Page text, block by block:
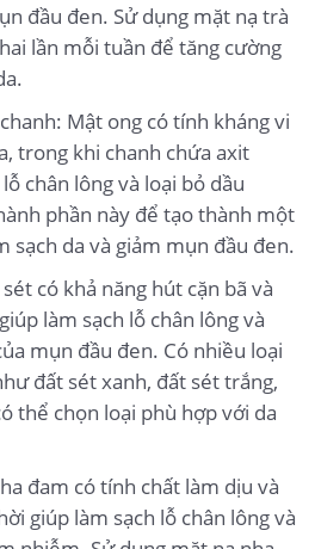
đầu đen. Sử dụng mặt nạ trà
lần mỗi tuần để tăng cường
Mật ong có tính kháng vi
trong khi chanh chứa axit
chân lông và loại bỏ dầu
phần này để tạo thành một
sạch da và giảm mụn đầu đen.
có khả năng hút cặn bã và
làm sạch lỗ chân lông và
mụn đầu đen. Có nhiều loại
đất sét xanh, đất sét trắng,
thể chọn loại phù hợp với da
đam có tính chất làm dịu và
giúp làm sạch lỗ chân lông và